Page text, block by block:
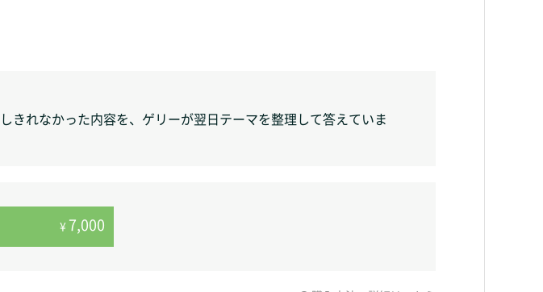
きれなかった内容を、ゲリーが翌日テーマを整理して答えていま
¥ 7,000